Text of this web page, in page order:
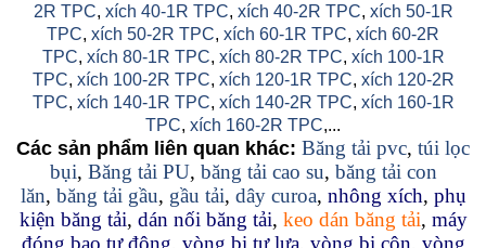
2R TPC, xích 40-1R TPC, xích 40-2R TPC, xích 50-1R
TPC, xích 50-2R TPC, xích 60-1R TPC, xích 60-2R
TPC, xích 80-1R TPC, xích 80-2R TPC, xích 100-1R
TPC, xích 100-2R TPC, xích 120-1R TPC, xích 120-2R
TPC, xích 140-1R TPC, xích 140-2R TPC, xích 160-1R
TPC, xích 160-2R TPC,...
Các sản phẩm liên quan khác: Băng tải pvc, túi lọc
bụi, Băng tải PU, băng tải cao su, băng tải con
lăn, băng tải gầu, gầu tải, dây curoa, nhông xích, phụ
kiện băng tải, dán nối băng tải, keo dán băng tải, máy